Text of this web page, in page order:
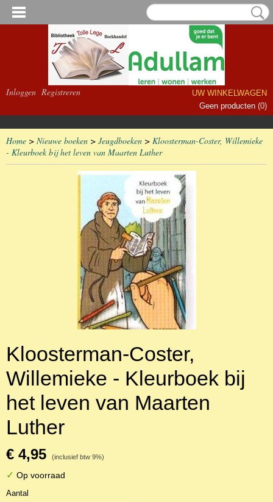
Inloggen Registreren
UW WINKELWAGEN
Geen producten (0)
Home > Nieuwe boeken > Jeugdboeken > Kloosterman-Coster, Willemieke
- Kleurboek bij het leven van Maarten Luther
Kloosterman-Coster,
Willemieke - Kleurboek bij
het leven van Maarten
Luther
€ 4,95 (inclusief btw 9%)
✓ Op voorraad
Aantal